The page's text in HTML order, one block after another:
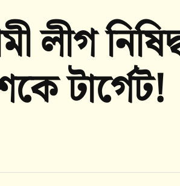
লীগ
টার্গেট!